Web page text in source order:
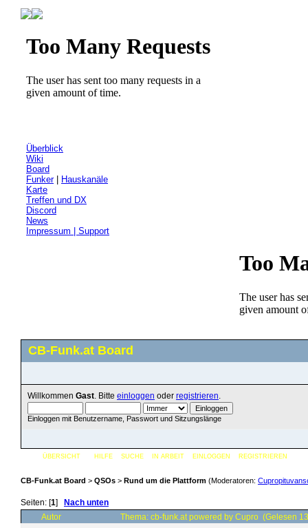
Überblick
Wiki
Board
Funker|
Hauskanäle
Karte
Treffen und DX
Discord
News
Impressum | Support
CB-Funk.at Board
Willkommen Gast . Bitte einloggen oder registrieren
Einloggen mit Benutzername, Passwort und Sitzungslänge
ÜBERSICHT HILFE SUCHE IN ARBEIT EINLOGGEN REGISTRIEREN
CB-Funk.at Board > QSOs > Rund um die Plattform (Moderatoren:
Seiten: [1] Nach unten
Autor
Thema: cb-funk.at powered by Cupro (Gelesen